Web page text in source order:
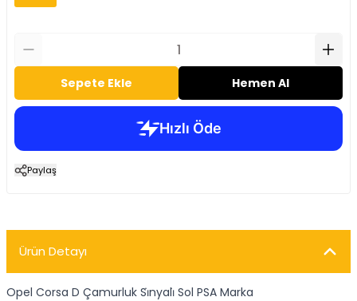
Sepete Ekle Hemen Al
Paylaş
Ürün Detayı
Opel Corsa D Çamurluk Si̇nyali̇ Sol PSA Marka